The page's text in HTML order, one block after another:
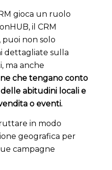
gioca un ruolo
il CRM
puoi non solo
dettagliate sulla
ma anche
che tengano conto
abitudini locali e
o eventi.
in modo
geografica per
campagne